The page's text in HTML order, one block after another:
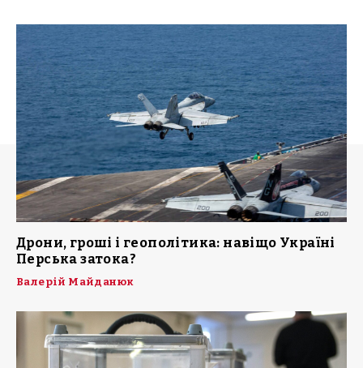
Дрони, гроші і геополітика: навіщо Україні
Перська затока?
Валерій Майданюк